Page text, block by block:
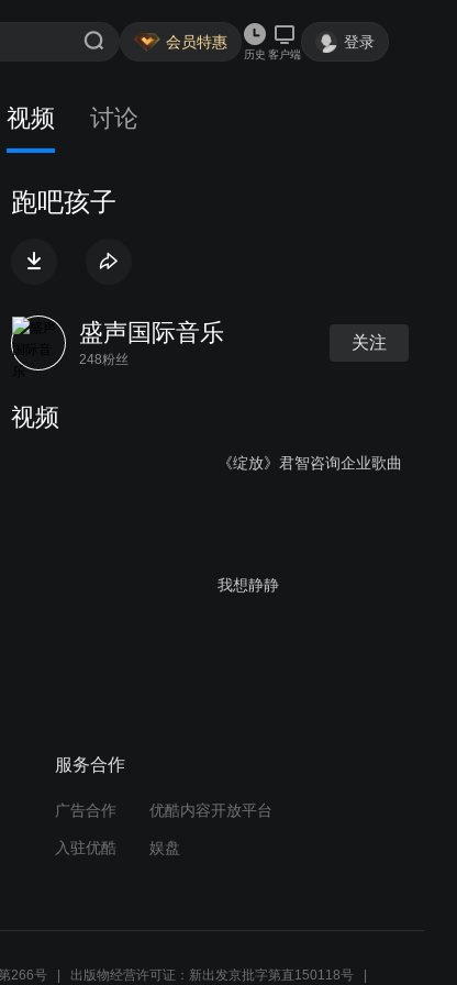
会员特惠
历史 客户端
登录
视频 讨论
跑吧孩子
盛声国际音乐
248粉丝
关注
视频
《绽放》君智咨询企业歌曲
我想静静
视频151231
服务合作
广告合作 优酷内容开放平台
入驻优酷 娱盘
266号 出版物经营许可证：新出发京批字第直150118号